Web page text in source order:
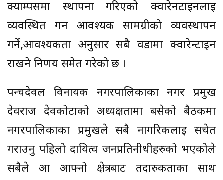
क्याम्पसमा स्थापना गरिएको क्वारेनटाईनलाई
व्यवस्थित गर्न आवश्यक सामग्रीको व्यवस्थापन
गर्ने,आवश्यकता अनुसार सबै वडामा क्वारेन्टाईन
राखने निर्णय समेत गरेको छ ।
पन्चदेवल विनायक नगरपालिकाका नगर प्रमुख
देवराज देवकोटाको अध्यक्षतामा बसेको बैठकमा
नगरपालिकाका प्रमुखले सबै नागरिकलाई सचेत
गराउनु पहिलो दायित्व जनप्रतिनीधीहरुको भएकोले
सबैले आ आफ्नो क्षेत्रबाट तदारुकताका साथ